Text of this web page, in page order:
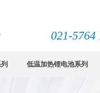
021-5764
低温加热锂电池系列